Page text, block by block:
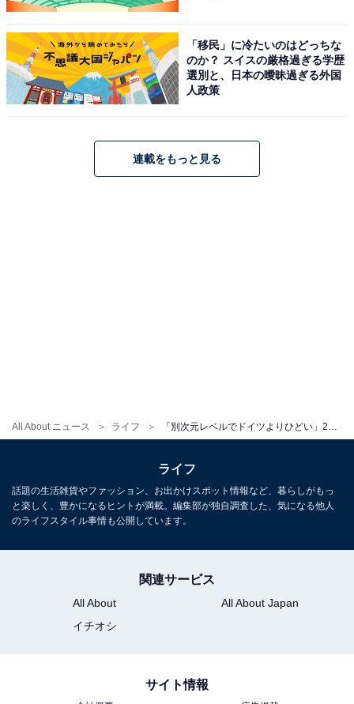
All About ニュース ライフ
アーメットさんが日本で好きだという風景（※写真提供：アーメットさん）
時計が大好きなアーメットさんが好きな日本のブランド
は、「セイコー」。1881年の創業以来、革新的で正確な
腕時計が世界的にも支持を得ている日本のメーカーで
す。また、ドイツでは、「すし」が大人気なのだそうで
す。
最後に、アーメットさんに好きな日本のフレーズを聞く
と、「しょうがない」だと教えてくれました。新幹線や
ットさん。日本では、どんなときに「しょうがない」の
「移民」に冷たいのはどっちな
のか？ スイスの厳格過ぎる学歴
選別と、日本の曖昧過ぎる外国
人政策
連載をもっと見る
ライフ
話題の生活雑貨やファッション、お出かけスポット情報など、暮らしがもっ
と楽しく、豊かになるヒントが満載。編集部が独自調査した、気になる他人
のライフスタイル事情も公開しています。
関連サービス
All About
All About Japan
イチオシ
サイト情報